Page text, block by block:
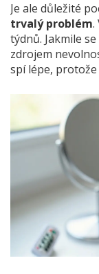
Je ale důležité
trvalý problém.
týdnů. Jakmile
zdrojem
spí lépe, protože